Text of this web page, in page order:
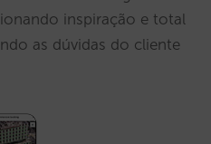
inspiração e total
as dúvidas do cliente